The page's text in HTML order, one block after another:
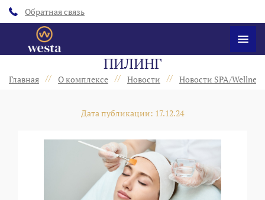
Обратная связь
ПИЛИНГ
Главная // О комплексе // Новости // Новости SPA/
Дата публикации: 17.12.24